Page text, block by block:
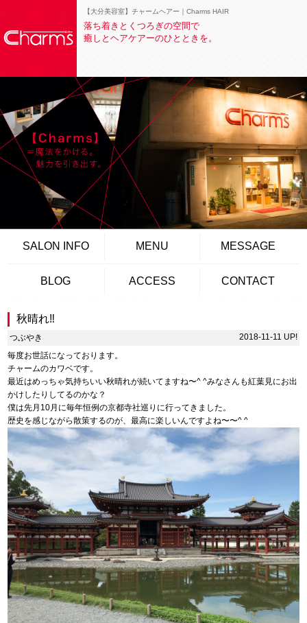
【大分美容室】チャームヘアー｜Charms HAIR
落ち着きとくつろぎの空間で
癒しとヘアケアーのひとときを。
SALON INFO MENU MESSAGE
BLOG ACCESS CONTACT
秋晴れ‼︎
つぶやき
2018-11-11 UP!
毎度お世話になっております。
チャームのカワベです。
最近はめっちゃ気持ちいい秋晴れが続いてますね〜^ ^みなさんも紅葉見にお出
かけしたりしてるのかな？
僕は先月10月に毎年恒例の京都寺社巡りに行ってきました。
歴史を感じながら散策するのが、最高に楽しいんですよね〜〜^ ^